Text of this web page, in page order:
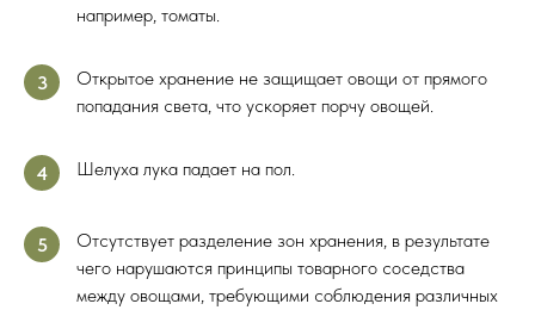
например, томаты.
3
Открытое хранение не защищает овощи от прямого
попадания света, что ускоряет порчу овощей.
4 Шелуха лука падает на пол.
5
Отсутствует разделение зон хранения, в результате
чего нарушаются принципы товарного соседства
между овощами, требующими соблюдения различных